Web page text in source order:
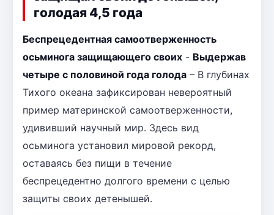
голодая 4,5 года
Беспрецедентная самоотверженность
осьминога защищающего своих - Выдержав
четыре с половиной года голода – В глубинах
Тихого океана зафиксирован невероятный
пример материнской самоотверженности,
удививший научный мир. Здесь вид
осьминога установил мировой рекорд,
оставаясь без пищи в течение
беспрецедентно долгого времени с целью
защиты своих детенышей.